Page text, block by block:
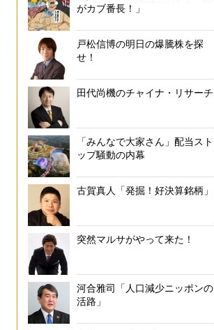
がカブ番長！」
戸松信博の明日の爆騰株を探
せ！
田代尚機のチャイナ・リサーチ
「みんなで大家さん」配当スト
ップ騒動の内幕
古賀真人「発掘！好決算銘柄」
突然マルサがやって来た！
河合雅司「人口減少ニッポンの
活路」